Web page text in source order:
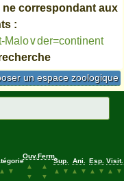
ne correspondant aux
:
Malo∨der=continent
un espace zoologique
▲
▼
Ouv.
▲
▼
Ferm.
▲
▼
Sup.
▲
▼
Ani.
▲
▼
Esp.
▲
▼
Visit.
▲
▼